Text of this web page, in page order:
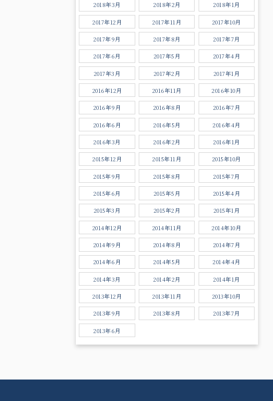
2018年3月 2018年2月 2018年1月
2017年12月 2017年11月 2017年10月
2017年9月 2017年8月 2017年7月
2017年6月 2017年5月 2017年4月
2017年3月 2017年2月 2017年1月
2016年12月 2016年11月 2016年10月
2016年9月 2016年8月 2016年7月
2016年6月 2016年5月 2016年4月
2016年3月 2016年2月 2016年1月
2015年12月 2015年11月 2015年10月
2015年9月 2015年8月 2015年7月
2015年6月 2015年5月 2015年4月
2015年3月 2015年2月 2015年1月
2014年12月 2014年11月 2014年10月
2014年9月 2014年8月 2014年7月
2014年6月 2014年5月 2014年4月
2014年3月 2014年2月 2014年1月
2013年12月 2013年11月 2013年10月
2013年9月 2013年8月 2013年7月
2013年6月